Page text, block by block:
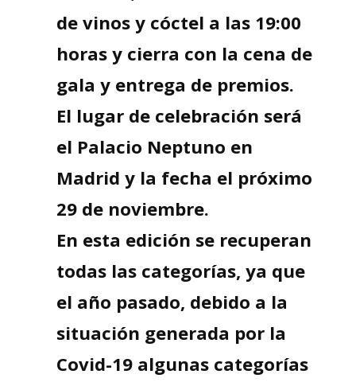
de vinos y cóctel a las 19:00
horas y cierra con la cena de
gala y entrega de premios.
El lugar de celebración será
el Palacio Neptuno en
Madrid y la fecha el próximo
29 de noviembre.
En esta edición se recuperan
todas las categorías, ya que
el año pasado, debido a la
situación generada por la
Covid-19 algunas categorías